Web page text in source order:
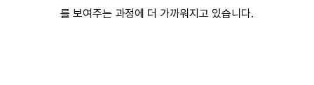
를 보여주는 과정에 더 가까워지고 있습니다.